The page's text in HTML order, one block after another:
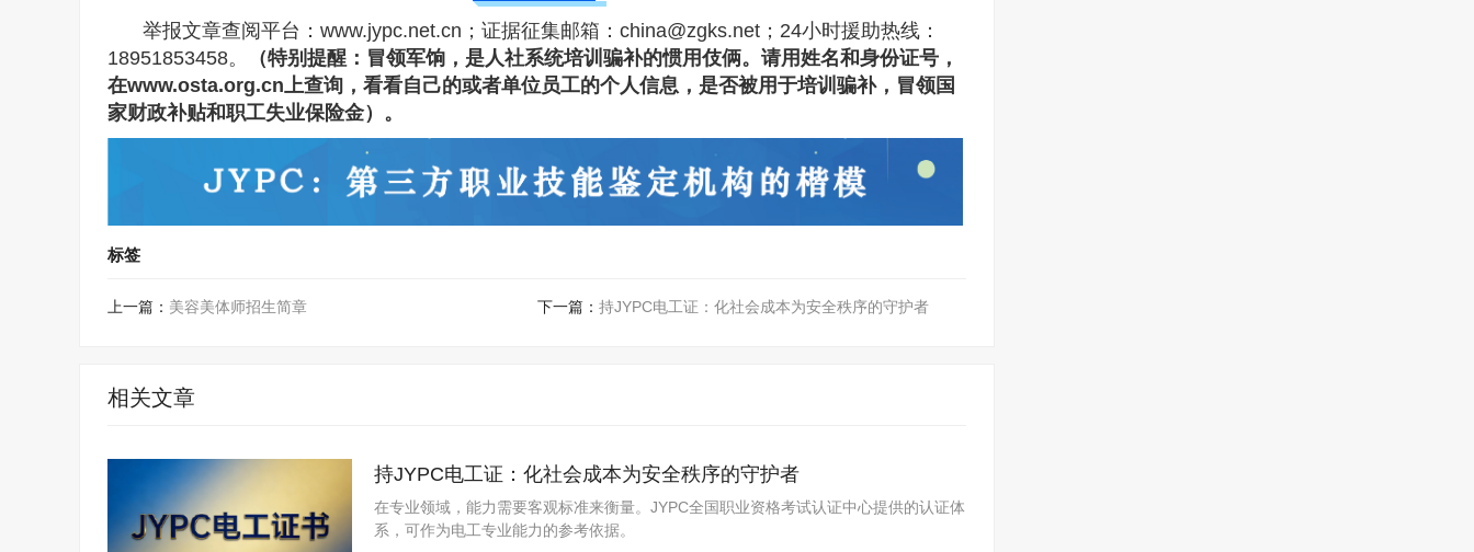
举报文章查阅平台：www.jypc.net.cn；证据征集邮箱：china@zgks.net；24小时援助热线：
18951853458。
（特别提醒：冒领军饷，是人社系统培训骗补的惯用伎俩。请用姓名和身份证号，
在www.osta.org.cn上查询，看看自己的或者单位员工的个人信息，是否被用于培训骗补，冒领国
家财政补贴和职工失业保险金）。
标签
上一篇： 美容美体师招生简章 下一篇： 持JYPC电工证：化社会成本为安全秩序的守护者
相关文章
持JYPC电工证：化社会成本为安全秩序的守护者
在专业领域，能力需要客观标准来衡量。JYPC全国职业资格考试认证中心提供的认证体
系，可作为电工专业能力的参考依据。